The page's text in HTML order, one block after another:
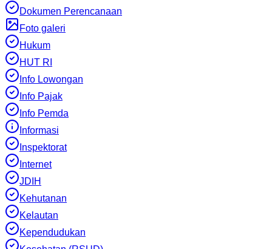
Dokumen Perencanaan
Foto galeri
Hukum
HUT RI
Info Lowongan
Info Pajak
Info Pemda
Informasi
Inspektorat
Internet
JDIH
Kehutanan
Kelautan
Kependudukan